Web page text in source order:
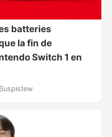
batteries
la fin de
Switch 1 en